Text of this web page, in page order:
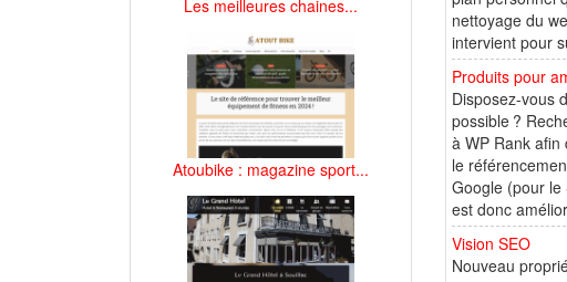
Les meilleures chaines...
Atoubike : magazine sport...
nettoyage du
intervient pour
Produits pour
Disposez-vous
possible ?
à WP Rank afin
le
Google (pour le
est donc
Vision SEO
Nouveau